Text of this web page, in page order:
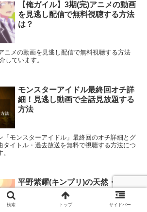
【俺ガイル】3期(完)アニメの動画
を見逃し配信で無料視聴する方法
は？
ニメの動画を見逃し配信で無料視聴する方法
しています。
モンスターアイドル最終回オチ詳
細！見逃し動画で全話見放題する
方法
「モンスターアイドル」最終回のオチ詳細とグ
タイトル・過去放送を無料で視聴する方法につ
平野紫耀(キンプリ)の天然・ポン
コツエピソードベスト3と面白い
検索 トップ サイドバー